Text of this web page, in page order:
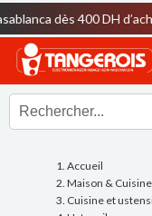
dès 400 DH d’achat !
Accueil
Maison & Cuisine
Cuisine et